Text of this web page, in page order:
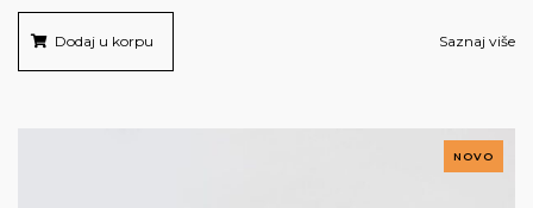
Dodaj u korpu Saznaj više
NOVO